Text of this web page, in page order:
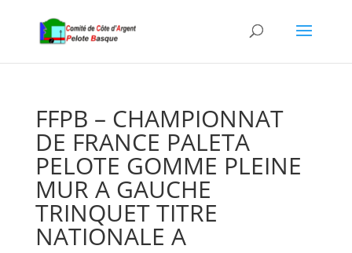
FFPB – CHAMPIONNAT
DE FRANCE PALETA
PELOTE GOMME PLEINE
MUR A GAUCHE
TRINQUET TITRE
NATIONALE A